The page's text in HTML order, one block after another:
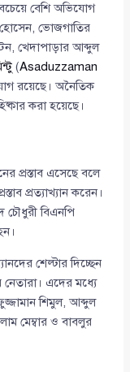
বেশি অভিযোগ
ভোজগাতির
খেদাপাড়ার আব্দুল
(Asaduzzaman
রয়েছে। অনৈতিক
করা হয়েছে।
প্রস্তাব এসেছে বলে
প্রত্যাখ্যান করেন।
চৌধুরী বিএনপি
শেল্টার দিচ্ছেন
এদের মধ্যে
শিমুল, আব্দুল
মেম্বার ও বাবলুর